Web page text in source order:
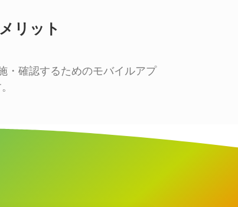
リット
確認するためのモバイルアプ